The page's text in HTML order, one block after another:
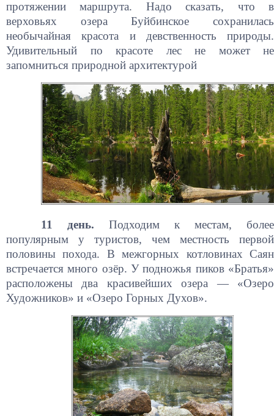
протяжении маршрута. Надо сказать, что в
верховьях озера Буйбинское сохранилась
необычайная красота и девственность природы.
Удивительный по красоте лес не может не
запомниться природной архитектурой
11 день. Подходим к местам, более
популярным у туристов, чем местность первой
половины похода. В межгорных котловинах Саян
встречается много озёр. У подножья пиков «Братья»
расположены два красивейших озера — «Озеро
Художников» и «Озеро Горных Духов».